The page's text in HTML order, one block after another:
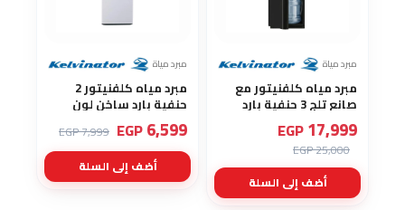
مبرد مياة
مبرد مياه كلفنيتور مع
صانع تلج 3 حنفية بارد
ساخن فاتر يعمل باللمس
تحميل سفلي YL1672S
17,999
EGP
25,000 EGP
أضف إلى السلة
مبرد مياة
مبرد مياه كلفنيتور 2
حنفية بارد ساخن لون
ابيض YL1675S
6,599
EGP
7,999 EGP
أضف إلى السلة